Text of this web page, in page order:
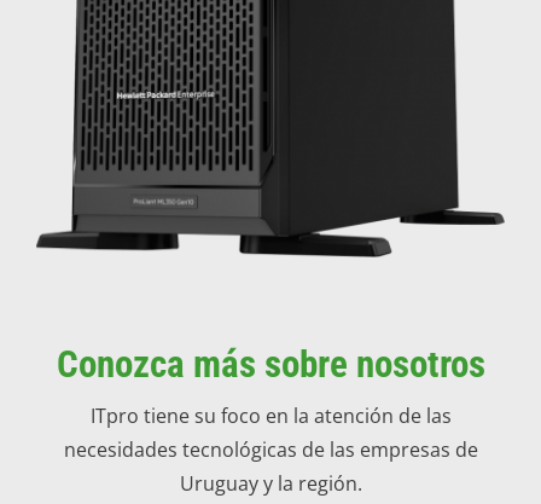
Conozca más sobre nosotros
ITpro tiene su foco en la atención de las
necesidades tecnológicas de las empresas de
Uruguay y la región.